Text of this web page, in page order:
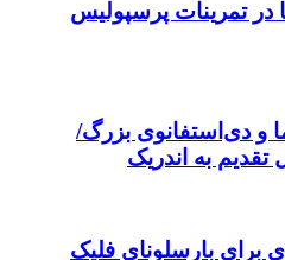
در تمرینات پرسپولیس
و دی‌استفانوی بزرگ/